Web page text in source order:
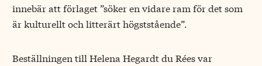
innebär att förlaget ”söker en vidare ram för det som
är kulturellt och litterärt högststående”.
Beställningen till Helena Hegardt du Rées var